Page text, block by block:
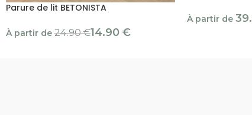
Parure de lit BETONISTA
À partir de 24.90€14.90 €
À partir de